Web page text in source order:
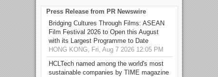
Press Release from PR Newswire
Bridging Cultures Through Films: ASEAN
Film Festival 2026 to Open this August
with its Largest Programme to Date
HONG KONG, Fri, Aug 7 2026 12:05 PM
HCLTech named among the world's most
sustainable companies by TIME magazine